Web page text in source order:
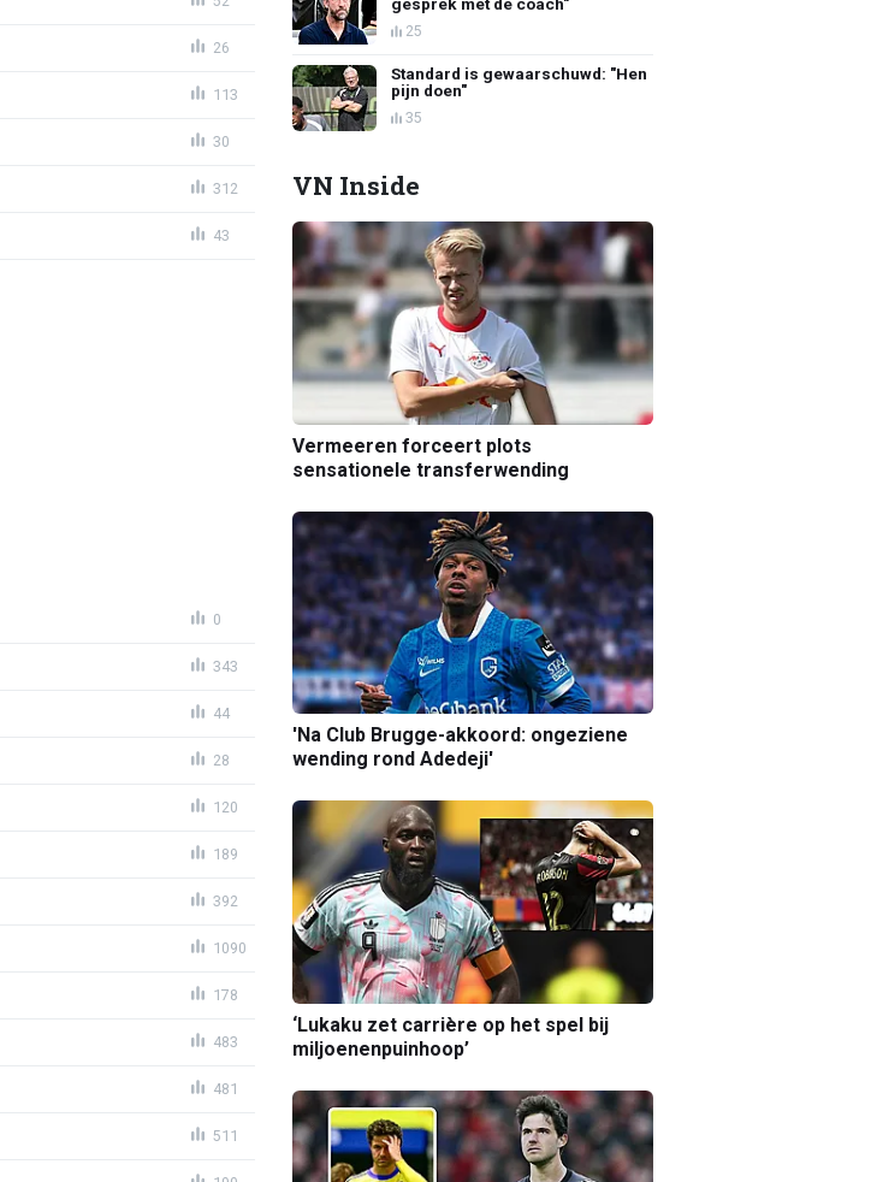
26
113
30
312
43
0
343
44
28
120
189
392
1090
178
483
481
511
25
Standard is gewaarschuwd: "Hen
pijn doen"
35
VN Inside
Vermeeren forceert plots
sensationele transferwending
'Na Club Brugge-akkoord: ongeziene
wending rond Adedeji'
‘Lukaku zet carrière op het spel bij
miljoenenpuinhoop’